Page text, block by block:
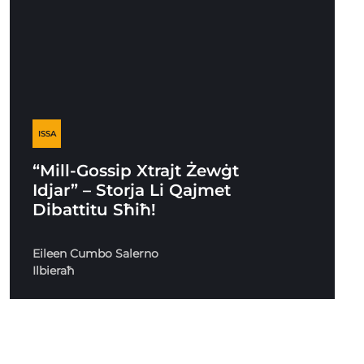
ISSA
“Mill-Gossip Xtrajt Żewġt
Idjar” – Storja Li Qajmet
Dibattitu Sħiħ!
Eileen Cumbo Salerno
Ilbieraħ